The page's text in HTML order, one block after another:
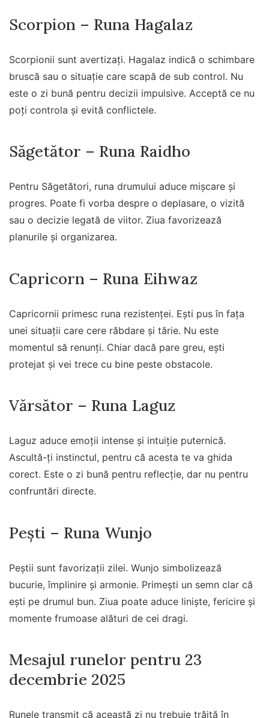
Scorpion – Runa Hagalaz
Scorpionii sunt avertizați. Hagalaz indică o schimbare
bruscă sau o situație care scapă de sub control. Nu
este o zi bună pentru decizii impulsive. Acceptă ce nu
poți controla și evită conflictele.
Săgetător – Runa Raidho
Pentru Săgetători, runa drumului aduce mișcare și
progres. Poate fi vorba despre o deplasare, o vizită
sau o decizie legată de viitor. Ziua favorizează
planurile și organizarea.
Capricorn – Runa Eihwaz
Capricornii primesc runa rezistenței. Ești pus în fața
unei situații care cere răbdare și tărie. Nu este
momentul să renunți. Chiar dacă pare greu, ești
protejat și vei trece cu bine peste obstacole.
Vărsător – Runa Laguz
Laguz aduce emoții intense și intuiție puternică.
Ascultă-ți instinctul, pentru că acesta te va ghida
corect. Este o zi bună pentru reflecție, dar nu pentru
confruntări directe.
Pești – Runa Wunjo
Peștii sunt favorizații zilei. Wunjo simbolizează
bucurie, împlinire și armonie. Primești un semn clar că
ești pe drumul bun. Ziua poate aduce liniște, fericire și
momente frumoase alături de cei dragi.
Mesajul runelor pentru 23
decembrie 2025
Runele transmit că această zi nu trebuie trăită în